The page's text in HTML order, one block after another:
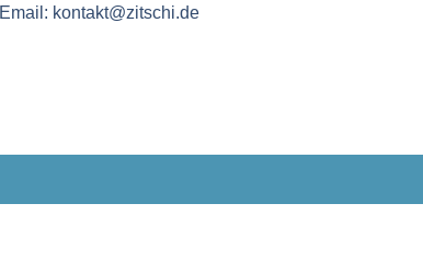
Email: kontakt@zitschi.de